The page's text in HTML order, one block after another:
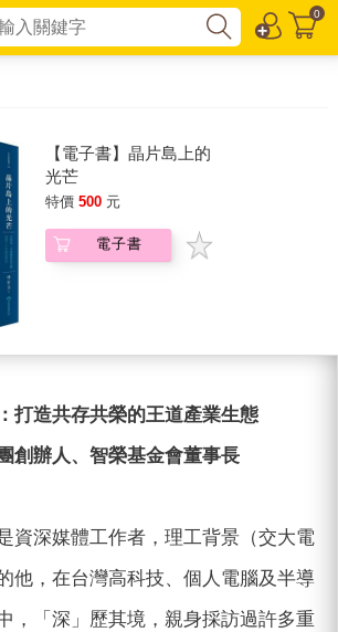
0
【電子書】晶片島上的
光芒
特價 500 元
電子書
打造共存共榮的王道產業生態
創辦人、智榮基金會董事長
資深媒體工作者，理工背景（交大電
他，在台灣高科技、個人電腦及半導
，「深」歷其境，親身採訪過許多重